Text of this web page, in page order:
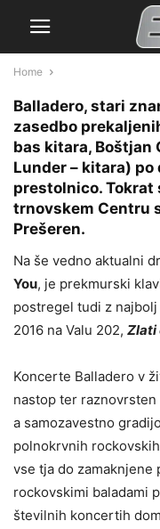
Home
Balladero, stari
zasedbo
bas kitara, Boštjan
Lunder – kitara)
prestolnico. Tokrat
trnovskem Centru
Prešeren.
Na še vedno aktualni
You, je prekmurski
postregel tudi z
2016 na Valu 202, Zlati
Koncerte Balladero v
nastop ter
a samozavestno
polnokrvnih
vse tja do
rockovskimi baladami
številnih koncertih